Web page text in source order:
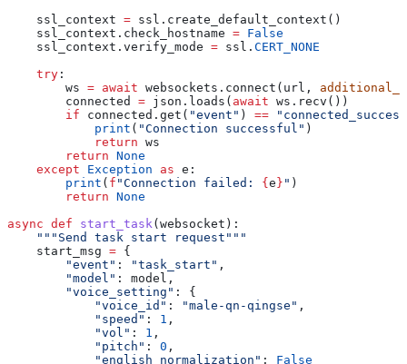
    ssl_context
= ssl.create_default_context()
    ssl_context.check_hostname
= False
    ssl_context.verify_mode
= ssl. CERT_NONE
    try
:
        ws
= await websockets.connect(url,
        connected
= json.loads( await ws.recv())
        if
connected.get( "event" ) ==
            print
( "Connection successful" )
            return
ws
        return
None
    except
Exception as e:
        print
( f "Connection failed: { e } " )
        return
None
async def start_task ( websocket ):
    """Send task start request"""
    start_msg
= {
        "event"
: "task_start" ,
        "model"
: model,
        "voice_setting"
: {
            "voice_id"
: "male-qn-qingse" ,
            "speed"
: 1 ,
            "vol"
: 1 ,
            "pitch"
: 0 ,
            "english_normalization"
: False